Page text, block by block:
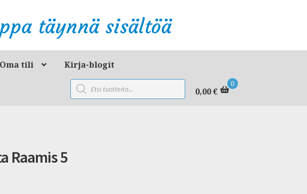
täynnä sisältöä
Oma tili
Kirja-blogit
Products
search 0,00€
0
Raamis 5